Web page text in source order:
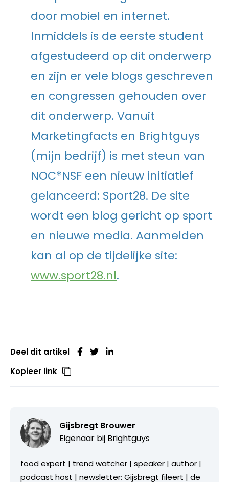
door mobiel en internet.
Inmiddels is de eerste student
afgestudeerd op dit onderwerp
en zijn er vele blogs geschreven
en congressen gehouden over
dit onderwerp. Vanuit
Marketingfacts en Brightguys
(mijn bedrijf) is met steun van
NOC*NSF een nieuw initiatief
gelanceerd: Sport28. De site
wordt een blog gericht op sport
en nieuwe media. Aanmelden
kan al op de tijdelijke site:
www.sport28.nl.
Deel dit artikel
Kopieer link
Gijsbregt Brouwer
Eigenaar bij Brightguys
food expert | trend watcher | speaker | author |
podcast host | newsletter: Gijsbregt fileert | de